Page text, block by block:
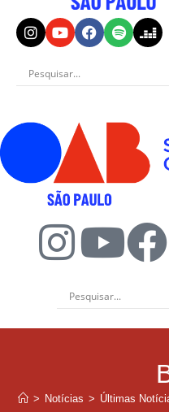
> Notícias > Últimas